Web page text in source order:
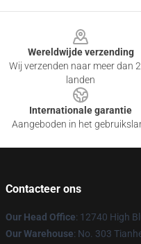
Wereldwijde verzending
Wij verzenden naar meer dan
landen
Internationale garantie
Aangeboden in het
Contacteer ons
Our Head Office: 12740 High
Our Warehouse: No. 303